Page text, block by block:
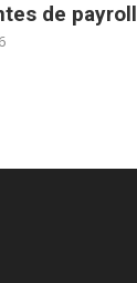
de payroll